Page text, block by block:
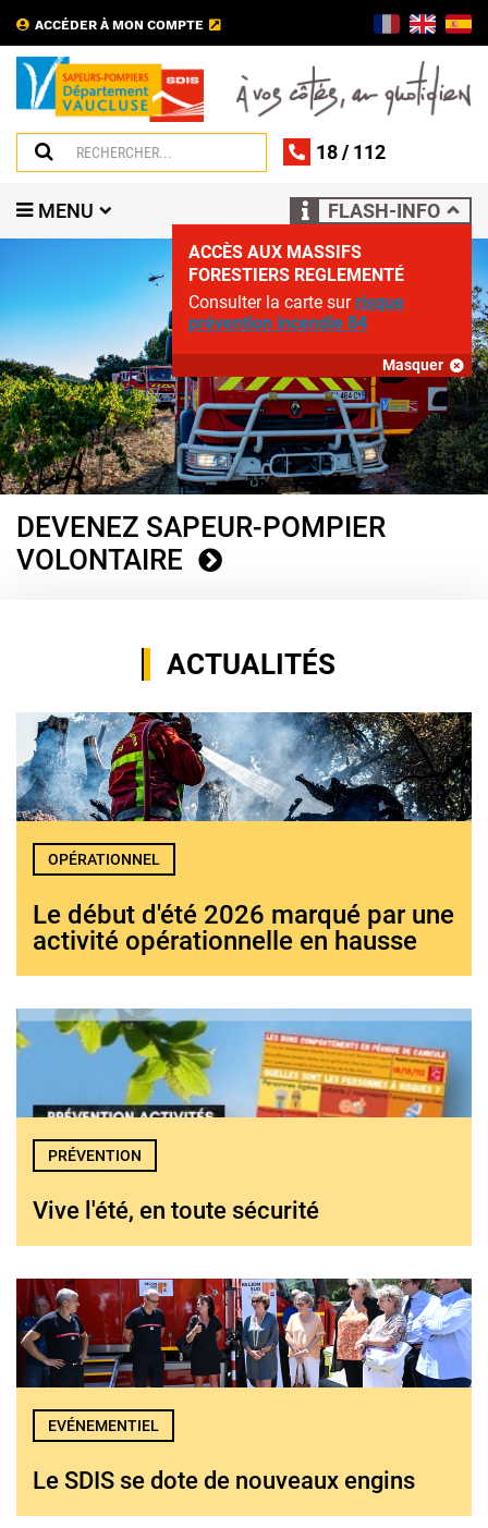
ACCÉDER À MON COMPTE
18/ 112
MENU FLASH-INFO
ACCÈS AUX MASSIFS
FORESTIERS REGLEMENTÉ
Consulter la carte surrisque
prévention incendie 84
Masquer
DEVENEZ SAPEUR-POMPIER
VOLONTAIRE
ACTUALITÉS
OPÉRATIONNEL
Le début d'été 2026 marqué par une
activité opérationnelle en hausse
PRÉVENTION
Vive l'été, en toute sécurité
EVÉNEMENTIEL
Le SDIS se dote de nouveaux engins